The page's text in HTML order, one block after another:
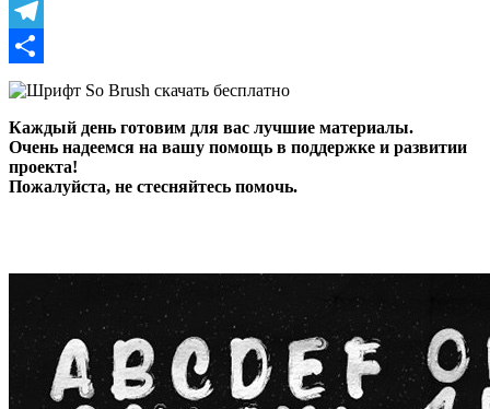
Odnoklassniki
Telegram
Отправить
Каждый день готовим для вас лучшие материалы.
Очень надеемся на вашу помощь в поддержке и развитии
проекта!
Пожалуйста, не стесняйтесь помочь.